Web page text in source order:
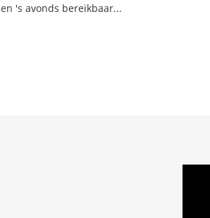
en 's avonds bereikbaar...